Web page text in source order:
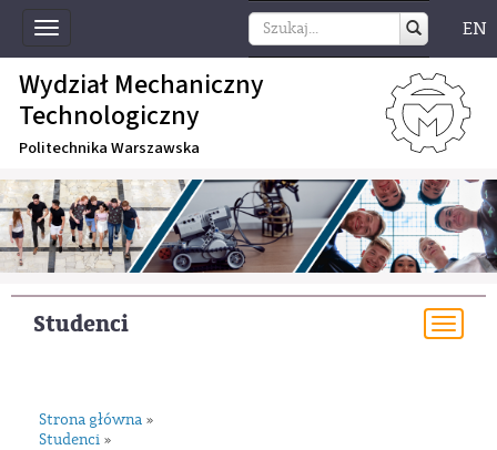
Toggle
navigation
EN
Wydział Mechaniczny
Technologiczny
Politechnika Warszawska
Studenci
Strona główna »
Studenci »